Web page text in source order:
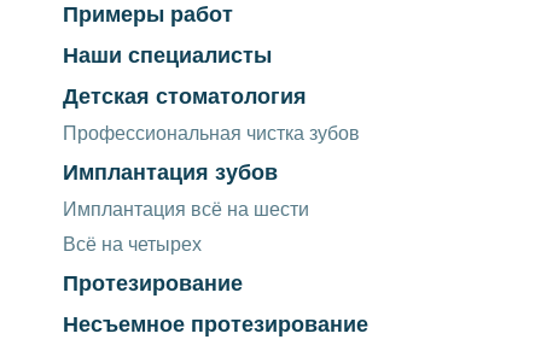
Примеры работ
Наши специалисты
Детская стоматология
Профессиональная чистка зубов
Имплантация зубов
Имплантация всё на шести
Всё на четырех
Протезирование
Несъемное протезирование